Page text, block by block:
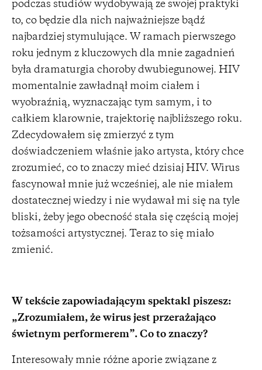
podczas studiów wydobywają ze swojej praktyki
to, co będzie dla nich najważniejsze bądź
najbardziej stymulujące. W ramach pierwszego
roku jednym z kluczowych dla mnie zagadnień
była dramaturgia choroby dwubiegunowej. HIV
momentalnie zawładnął moim ciałem i
wyobraźnią, wyznaczając tym samym, i to
całkiem klarownie, trajektorię najbliższego roku.
Zdecydowałem się zmierzyć z tym
doświadczeniem właśnie jako artysta, który chce
zrozumieć, co to znaczy mieć dzisiaj HIV. Wirus
fascynował mnie już wcześniej, ale nie miałem
dostatecznej wiedzy i nie wydawał mi się na tyle
bliski, żeby jego obecność stała się częścią mojej
tożsamości artystycznej. Teraz to się miało
zmienić.
W tekście zapowiadającym spektakl piszesz:
„Zrozumiałem, że wirus jest przerażająco
świetnym performerem”. Co to znaczy?
Interesowały mnie różne aporie związane z